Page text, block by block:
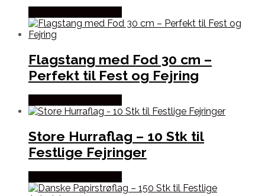
Flagstang med Fod 30 cm –
Perfekt til Fest og Fejring
Store Hurraflag – 10 Stk til
Festlige Fejringer